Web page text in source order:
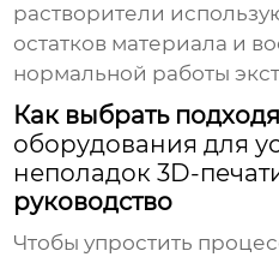
растворители
остатков материала и
нормальной работы
Как выбрать
оборудования для
неполадок 3D-
руководство
Чтобы упростить